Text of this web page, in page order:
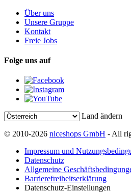
Über uns
Unsere Gruppe
Kontakt
Freie Jobs
Folge uns auf
Land ändern
© 2010-2026 niceshops GmbH - All
Impressum und
Datenschutz
Allgemeine
Barrierefreiheitserklärung
Datenschutz-Einstellungen